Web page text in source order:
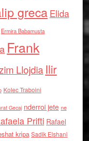
grecaElida
Ermira Babamusta
Frank
Llojdia Ilir
Kolec Traboini
Gecaj nderroi jete ne
Prifti Rafael
kripa Sadik Elshani